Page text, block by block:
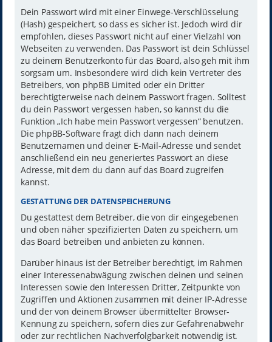
Dein Passwort wird mit einer Einwege-Verschlüsselung
(Hash) gespeichert, so dass es sicher ist. Jedoch wird dir
empfohlen, dieses Passwort nicht auf einer Vielzahl von
Webseiten zu verwenden. Das Passwort ist dein Schlüssel
zu deinem Benutzerkonto für das Board, also geh mit ihm
sorgsam um. Insbesondere wird dich kein Vertreter des
Betreibers, von phpBB Limited oder ein Dritter
berechtigterweise nach deinem Passwort fragen. Solltest
du dein Passwort vergessen haben, so kannst du die
Funktion „Ich habe mein Passwort vergessen“ benutzen.
Die phpBB-Software fragt dich dann nach deinem
Benutzernamen und deiner E-Mail-Adresse und sendet
anschließend ein neu generiertes Passwort an diese
Adresse, mit dem du dann auf das Board zugreifen
kannst.
GESTATTUNG DER DATENSPEICHERUNG
Du gestattest dem Betreiber, die von dir eingegebenen
und oben näher spezifizierten Daten zu speichern, um
das Board betreiben und anbieten zu können.
Darüber hinaus ist der Betreiber berechtigt, im Rahmen
einer Interessenabwägung zwischen deinen und seinen
Interessen sowie den Interessen Dritter, Zeitpunkte von
Zugriffen und Aktionen zusammen mit deiner IP-Adresse
und der von deinem Browser übermittelter Browser-
Kennung zu speichern, sofern dies zur Gefahrenabwehr
oder zur rechtlichen Nachverfolgbarkeit notwendig ist.